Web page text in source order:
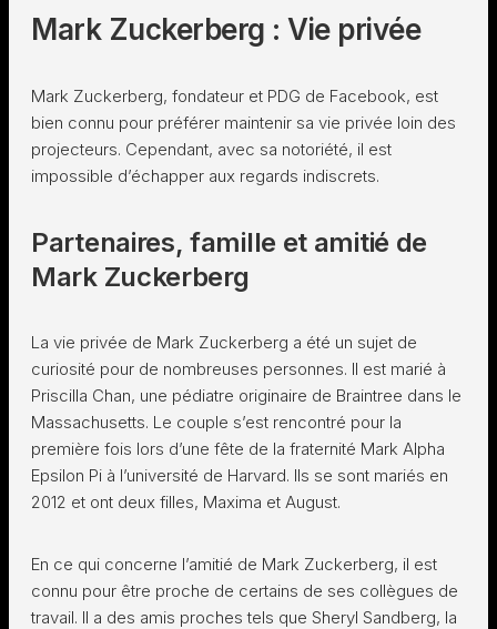
Mark Zuckerberg : Vie privée
Mark Zuckerberg, fondateur et PDG de Facebook, est
bien connu pour préférer maintenir sa vie privée loin des
projecteurs. Cependant, avec sa notoriété, il est
impossible d’échapper aux regards indiscrets.
Partenaires, famille et amitié de
Mark Zuckerberg
La vie privée de Mark Zuckerberg a été un sujet de
curiosité pour de nombreuses personnes. Il est marié à
Priscilla Chan, une pédiatre originaire de Braintree dans le
Massachusetts. Le couple s’est rencontré pour la
première fois lors d’une fête de la fraternité Mark Alpha
Epsilon Pi à l’université de Harvard. Ils se sont mariés en
2012 et ont deux filles, Maxima et August.
En ce qui concerne l’amitié de Mark Zuckerberg, il est
connu pour être proche de certains de ses collègues de
travail. Il a des amis proches tels que Sheryl Sandberg, la